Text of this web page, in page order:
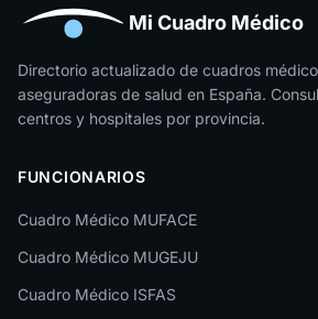
Huesca
Jaén
La Rioja
León
Lleida
Lugo
Mi Cuadro Médico
Directorio actualizado de cuadros
aseguradoras de salud en España.
centros y hospitales por provincia.
FUNCIONARIOS
Cuadro Médico MUFACE
Cuadro Médico MUGEJU
Cuadro Médico ISFAS